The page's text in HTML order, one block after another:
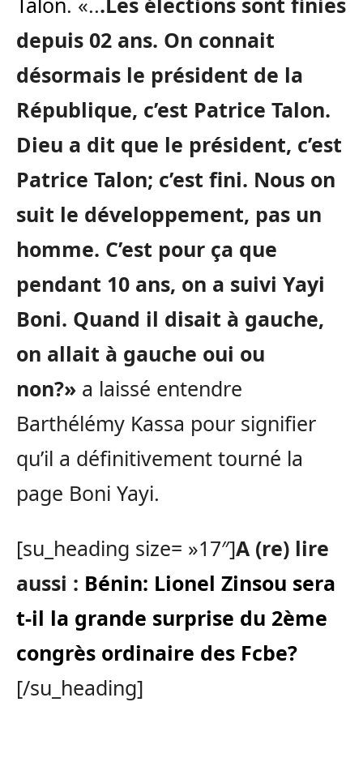
depuis 02 ans. On connait
désormais le président de la
République, c’est Patrice Talon.
Dieu a dit que le président, c’est
Patrice Talon; c’est fini. Nous on
suit le développement, pas un
homme. C’est pour ça que
pendant 10 ans, on a suivi Yayi
Boni. Quand il disait à gauche,
on allait à gauche oui ou
non?» a laissé entendre
Barthélémy Kassa pour signifier
qu’il a définitivement tourné la
page Boni Yayi.
[su_heading size= »17″]A (re) lire
aussi : Bénin: Lionel Zinsou sera
t-il la grande surprise du 2ème
congrès ordinaire des Fcbe?
[/su_heading]